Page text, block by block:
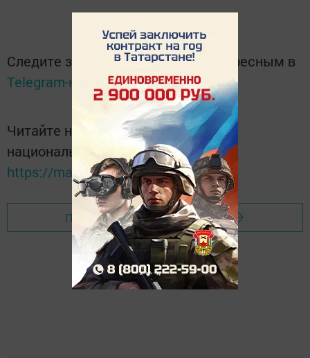
Следите за самым важным и интересным в
Telegram-каналеТатмедиа
Читайте новости Татарстана в
национальном мессенджере MАХ:
https://max.ru/tatmedia
Перейти на страницу новости